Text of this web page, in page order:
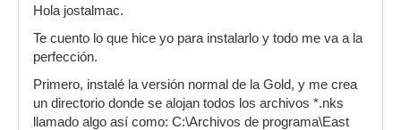
Hola jostalmac.
Te cuento lo que hice yo para instalarlo y todo me va a la
perfección.
Primero, instalé la versión normal de la Gold, y me crea
un directorio donde se alojan todos los archivos *.nks
llamado algo así como: C:\Archivos de programa\East